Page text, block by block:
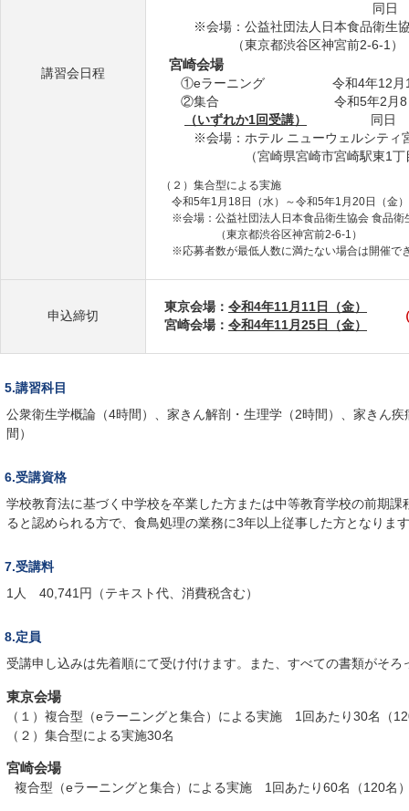
講習会日程
同日 14:00
※会場：公益社団法人日本食品衛生協
（東京都渋谷区神宮前2-6-1）
宮崎会場
①eラーニング 令和4年12月15日
②集合 令和5年2月8日（水
（いずれか1回受講）
同日
※会場：ホテル ニューウェルシティ
（宮崎県宮崎市宮崎駅東1丁目
（２）集合型による実施
令和5年1月18日（水）～令和5年1月20日（金
※会場：公益社団法人日本食品衛生協会 食品衛
（東京都渋谷区神宮前2-6-1）
※応募者数が最低人数に満たない場合は開催で
申込締切
東京会場： 令和4年11月11日（金）
宮崎会場： 令和4年11月25日（金）
5.講習科目
公衆衛生学概論（4時間）、家きん解剖・生理学（2時間）、家きん
間）
6.受講資格
学校教育法に基づく中学校を卒業した方または中等教育学校の前期
ると認められる方で、食鳥処理の業務に3年以上従事した方となりま
7.受講料
1人 40,741円（テキスト代、消費税含む）
8.定員
受講申し込みは先着順にて受け付けます。また、すべての書類がそ
東京会場
（１）複合型（eラーニングと集合）による実施 1回あたり30名（
（２）集合型による実施30名
宮崎会場
複合型（eラーニングと集合）による実施 1回あたり60名（120名